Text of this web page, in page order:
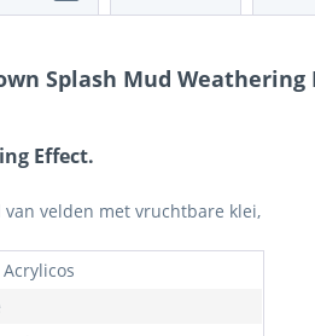
Splash Mud Weathering
Effect.
velden met vruchtbare klei,